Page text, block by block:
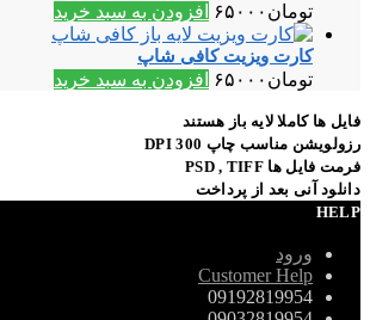
تومان ۶۵۰۰۰ افزودن به سبد خرید
کارت ویزیت کافی شاپ
تومان ۶۵۰۰۰ افزودن به سبد خرید
فایل ها کاملا لایه باز هستند
رزولویشن مناسب چاپ 300 DPI
فرمت فایل ها PSD , TIFF
دانلود آنی بعد از پرداخت
HELP
ورود
Customer Help
09192819954